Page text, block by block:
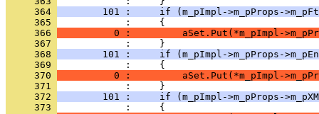
     364
101 :     if (m_pImpl->m_pProps-
     365
     366
0 :         aSet.Put(*m_pImpl-
     367
     368
101 :     if (m_pImpl->m_pProps-
     369
     370
0 :         aSet.Put(*m_pImpl-
     371
     372
101 :     if (m_pImpl->m_pProps-
     373